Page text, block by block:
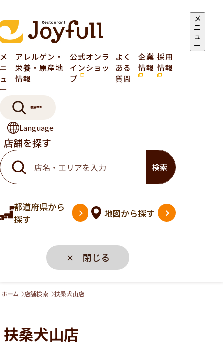
メ
ニ
ュ
ー
メ
ニ
ュ
ー
アレルゲン・
栄養・原産地
情報
公式オンラ
インショッ
プ
よく
ある
質問
企業
情報
採用
情報
店舗検索
Language
店舗を探す
検索
都道府県から
探す
地図から探す
✕ 閉じる
ホーム 店舗検索 扶桑犬山店
扶桑犬山店